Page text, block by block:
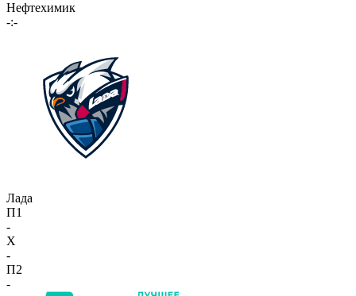
Нефтехимик
-:-
Лада
П1
-
X
-
П2
-